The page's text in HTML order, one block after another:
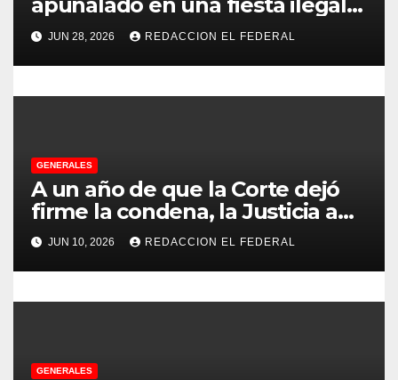
n
t
r
d
a
s
apuñalado en una fiesta ilegal
con más de 500 asistentes en
Chilecito
JUN 28, 2026 REDACCION EL FEDERAL
GENERALES
A un año de que la Corte dejó
firme la condena, la Justicia aún
no pudo decomisarle ni un peso
a CFK
JUN 10, 2026 REDACCION EL FEDERAL
GENERALES